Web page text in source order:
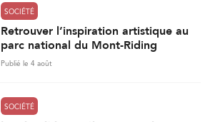
La sécurité aquatique, un enjeu
estival
Publié le 3 août
Les pompiers demandent d’élargir